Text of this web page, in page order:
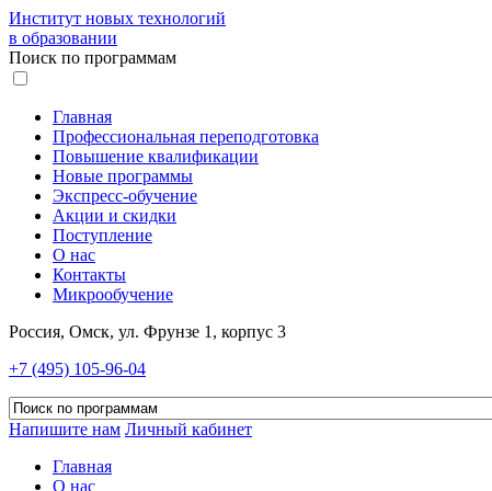
Институт новых технологий
в образовании
Поиск по программам
Главная
Профессиональная переподготовка
Повышение квалификации
Новые программы
Экспресс-обучение
Акции и скидки
Поступление
О нас
Контакты
Микрообучение
Россия, Омск, ул. Фрунзе 1, корпус 3
+7 (495) 105-96-04
Напишите нам Личный кабинет
Главная
О нас